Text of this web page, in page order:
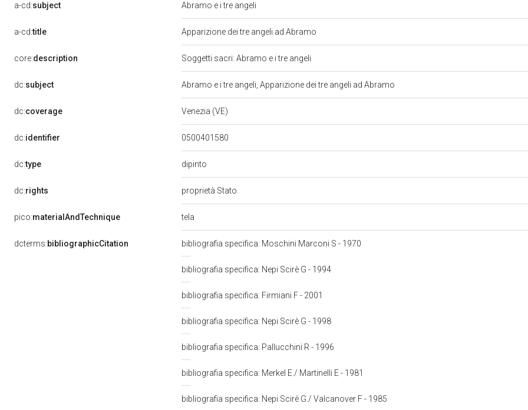
a-cd:subject Abramo e i tre angeli
a-cd:title Apparizione dei tre angeli ad Abramo
core:description Soggetti sacri: Abramo e i tre angeli
dc:subject Abramo e i tre angeli, Apparizione dei tre angeli ad Abramo
dc:coverage Venezia (VE)
dc:identifier 0500401580
dc:type dipinto
dc:rights proprietà Stato
pico:materialAndTechnique tela
dcterms:bibliographicCitation bibliografia specifica: Moschini Marconi S - 1970
bibliografia specifica: Nepi Scirè G - 1994
bibliografia specifica: Firmiani F - 2001
bibliografia specifica: Nepi Scirè G - 1998
bibliografia specifica: Pallucchini R - 1996
bibliografia specifica: Merkel E./ Martinelli E - 1981
bibliografia specifica: Nepi Scirè G./ Valcanover F - 1985